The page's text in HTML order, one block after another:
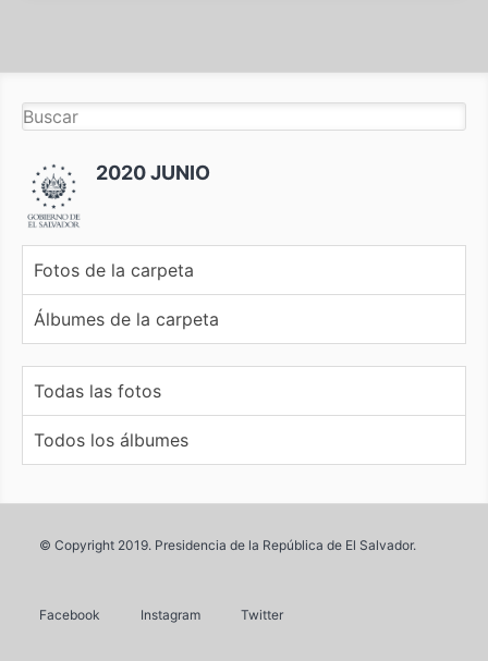
2020 JUNIO
Fotos de la carpeta
Álbumes de la carpeta
Todas las fotos
Todos los álbumes
© Copyright 2019. Presidencia de la República de El Salvador.
Facebook Instagram Twitter